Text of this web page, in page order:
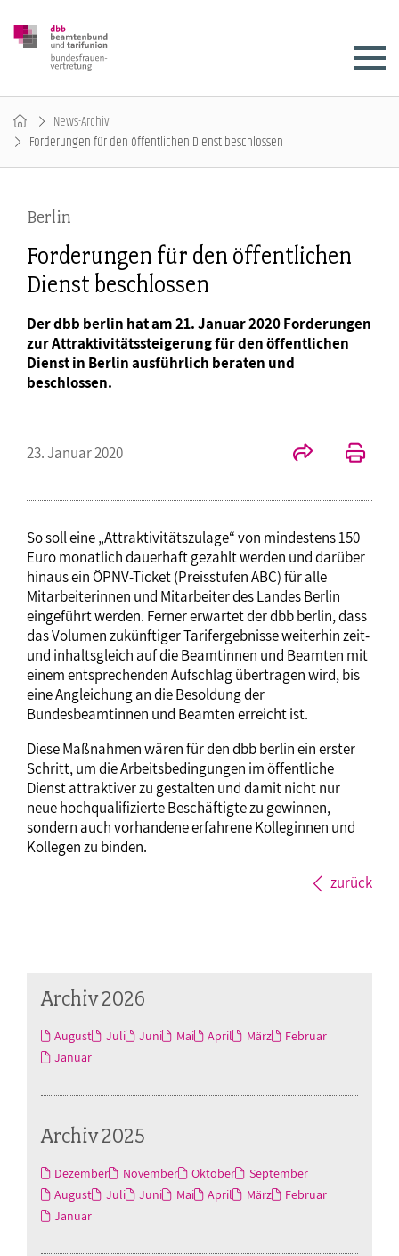
News-Archiv
Forderungen für den öffentlichen Dienst beschlossen
Berlin
Forderungen für den öffentlichen
Dienst beschlossen
Der dbb berlin hat am 21. Januar 2020 Forderungen
zur Attraktivitätssteigerung für den öffentlichen
Dienst in Berlin ausführlich beraten und
beschlossen.
23. Januar 2020
So soll eine „Attraktivitätszulage“ von mindestens 150
Euro monatlich dauerhaft gezahlt werden und darüber
hinaus ein ÖPNV-Ticket (Preisstufen ABC) für alle
Mitarbeiterinnen und Mitarbeiter des Landes Berlin
eingeführt werden. Ferner erwartet der dbb berlin, dass
das Volumen zukünftiger Tarifergebnisse weiterhin zeit-
und inhaltsgleich auf die Beamtinnen und Beamten mit
einem entsprechenden Aufschlag übertragen wird, bis
eine Angleichung an die Besoldung der
Bundesbeamtinnen und Beamten erreicht ist.
Diese Maßnahmen wären für den dbb berlin ein erster
Schritt, um die Arbeitsbedingungen im öffentliche
Dienst attraktiver zu gestalten und damit nicht nur
neue hochqualifizierte Beschäftigte zu gewinnen,
sondern auch vorhandene erfahrene Kolleginnen und
Kollegen zu binden.
zurück
Archiv 2026
August Juli Juni Mai April März
Februar
Januar
Archiv 2025
Dezember November Oktober
September
August
Juli Juni Mai April März
Februar
Januar